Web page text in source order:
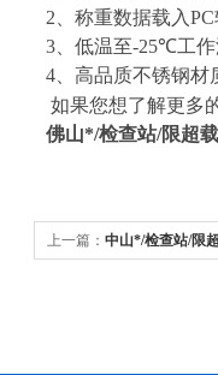
2 、称重数据载入PC
3 、低温至-25℃工
4 、高品质不锈钢
如果您想了解更多
佛山*/检查站/限超
上一篇： 中山*/检查站/限